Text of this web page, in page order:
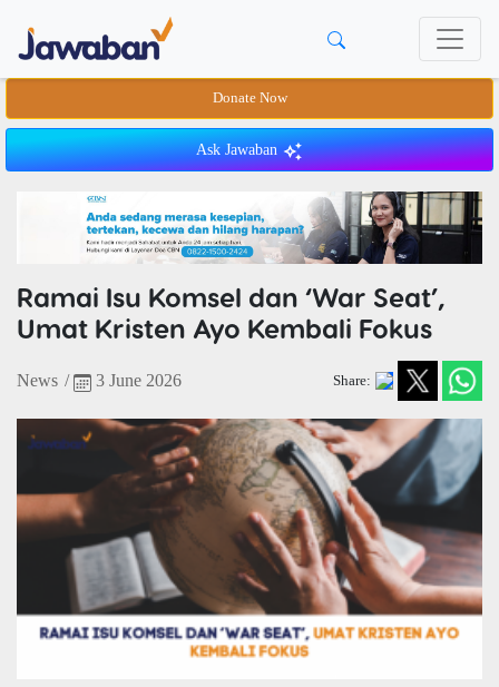
Donate Now
Ask Jawaban
Ramai Isu Komsel dan ‘War Seat’,
Umat Kristen Ayo Kembali Fokus
News / 3 June 2026 Share: